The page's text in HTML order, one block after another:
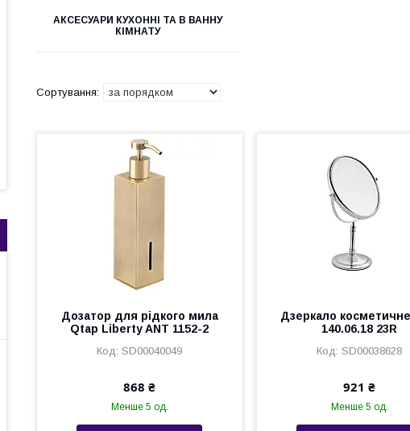
АКСЕСУАРИ КУХОННІ ТА В ВАННУ
КІМНАТУ
Дозатор для рідкого мила
Qtap Liberty ANT 1152-2
SD00040049
868 ₴
Менше 5 од.
Дзеркало
140.06.18 23R
SD00038628
921 ₴
Менше 5 од.